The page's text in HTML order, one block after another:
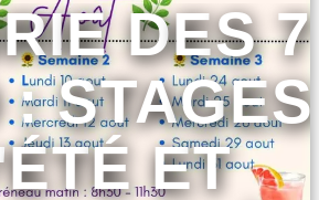
DES 7
STAGES
ET